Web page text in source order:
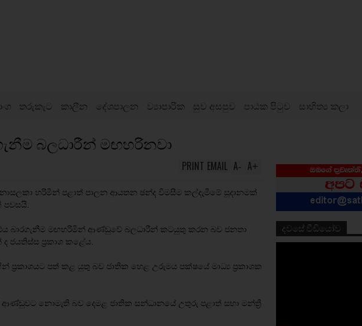
තරුකැට කාලීන දේශපාලන ව්‍යාපාරික සුව අසපුව පාඨක පිටුව සාහිත්‍ය කලා
බලධාරීන් මඟහරිනවා
A+
A-
EMAIL
PRINT
හරිමින් පළාත් පාලන ආයතන ඡන්ද විමසීම කල්දැමීමේ සූදානමක්
බාරගැනීම මඟහරිමින් ආණ්ඩුවේ බලධාරීන් කටයුතු කරන බව ජනතා
ජයතිස්ස ප්‍රකාශ කළේය.
ප්‍රකාශයට පත් කළ යුතු බව ජාතික හෙළ උරුමය පක්ෂයේ මාධ්‍ය ප්‍රකාශක
ආණ්ඩුවට නොමැති බව දෙමළ ජාතික සන්ධානයේ උතුරු පළාත් සභා මන්ත්‍රී
දවසේ වීඩියෝව